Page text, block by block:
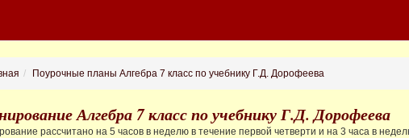
Поурочные планы Алгебра 7 класс по учебнику Г.Д. Дорофеева
Алгебра 7 класс по учебнику Г.Д. Дорофеева
рассчитано на 5 часов в неделю в течение первой четверти и на 3 часа в